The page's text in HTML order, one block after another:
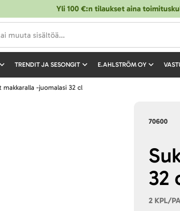
Yli 100 €:n tilaukset aina
TRENDIT JA SESONGIT E.AHLSTRÖM OY
makkaralla -juomalasi 32 cl
70600
32
2 KPL/